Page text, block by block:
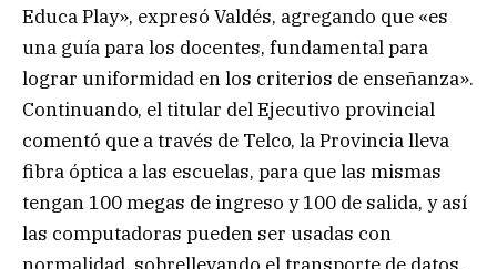
Educa Play», expresó Valdés, agregando que «es
una guía para los docentes, fundamental para
lograr uniformidad en los criterios de enseñanza».
Continuando, el titular del Ejecutivo provincial
comentó que a través de Telco, la Provincia lleva
fibra óptica a las escuelas, para que las mismas
tengan 100 megas de ingreso y 100 de salida, y así
las computadoras pueden ser usadas con